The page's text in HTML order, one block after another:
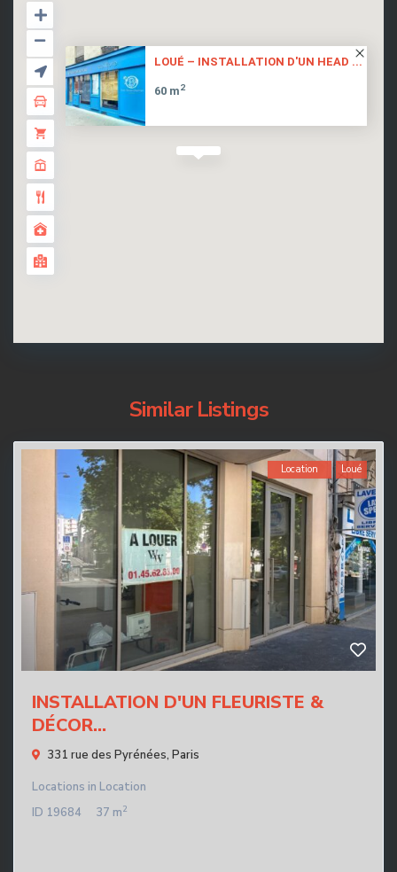
LOUÉ – INSTALLATION D'UN HEAD ...
60 m2
Similar Listings
Location Loué
INSTALLATION D'UN FLEURISTE &
DÉCOR...
331 rue des Pyrénées, Paris
Locations in Location
ID 19684 37 m2